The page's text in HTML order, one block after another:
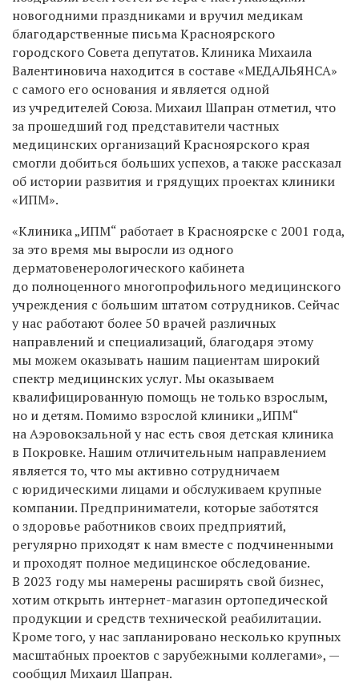
новогодними праздниками и вручил медикам
благодарственные письма Красноярского
городского Совета депутатов. Клиника Михаила
Валентиновича находится в составе «МЕДАЛЬЯНСА»
с самого его основания и является одной
из учредителей Союза. Михаил Шапран отметил, что
за прошедший год представители частных
медицинских организаций Красноярского края
смогли добиться больших успехов, а также рассказал
об истории развития и грядущих проектах клиники
«ИПМ».
«Клиника „ИПМ“ работает в Красноярске с 2001 года,
за это время мы выросли из одного
дерматовенерологического кабинета
до полноценного многопрофильного медицинского
учреждения с большим штатом сотрудников. Сейчас
у нас работают более 50 врачей различных
направлений и специализаций, благодаря этому
мы можем оказывать нашим пациентам широкий
спектр медицинских услуг. Мы оказываем
квалифицированную помощь не только взрослым,
но и детям. Помимо взрослой клиники „ИПМ“
на Аэровокзальной у нас есть своя детская клиника
в Покровке. Нашим отличительным направлением
является то, что мы активно сотрудничаем
с юридическими лицами и обслуживаем крупные
компании. Предприниматели, которые заботятся
о здоровье работников своих предприятий,
регулярно приходят к нам вместе с подчиненными
и проходят полное медицинское обследование.
В 2023 году мы намерены расширять свой бизнес,
хотим открыть интернет-магазин ортопедической
продукции и средств технической реабилитации.
Кроме того, у нас запланировано несколько крупных
масштабных проектов с зарубежными коллегами», —
сообщил Михаил Шапран.